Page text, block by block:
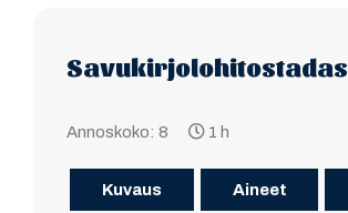
Savukirjolohitostadas
Annoskoko: 8 1 h
Kuvaus Aineet